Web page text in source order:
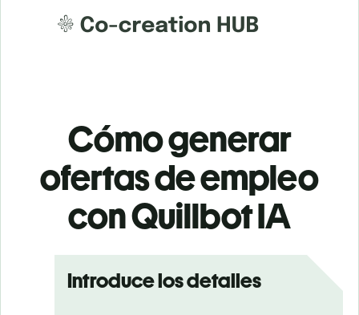
Cómo generar
ofertas de empleo
con Quillbot IA
Introduce los detalles